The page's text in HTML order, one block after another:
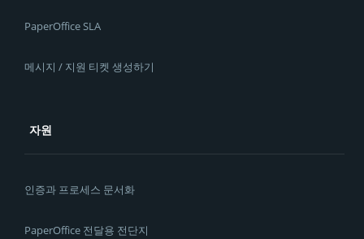
PaperOffice SLA
메시지 / 지원 티켓 생성하기
자원
인증과 프로세스 문서화
PaperOffice 전달용 전단지